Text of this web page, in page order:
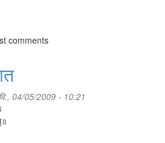
comments
04/05/2009 - 10:21